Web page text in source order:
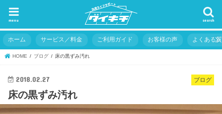
search
menu
ホーム サービス／料金 ご利用ガイド お客様の声 よくある
HOME ブログ 床の黒ずみ汚れ
ブログ
2018.02.27
床の黒ずみ汚れ